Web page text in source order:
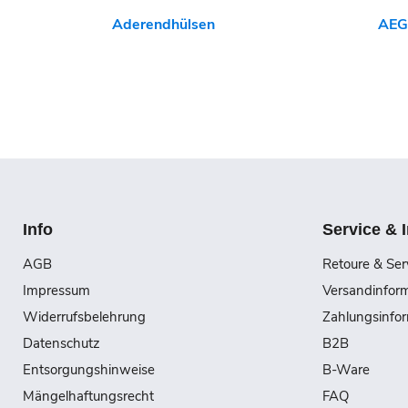
Aderendhülsen
Info
AGB
Impressum
Widerrufsbelehrung
Datenschutz
Entsorgungshinweise
Mängelhaftungsrecht
Service &
Retoure &
B2B
B-Ware
FAQ